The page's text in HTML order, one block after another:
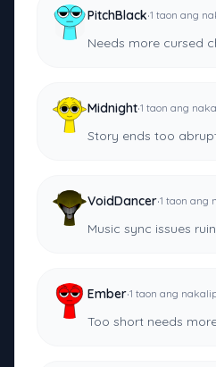
PitchBlack·1 taon ang
Needs more cursed
Midnight·1 taon ang
Story ends too
VoidDancer·1 taon ang
Music sync issues
Ember·1 taon ang
Too short needs